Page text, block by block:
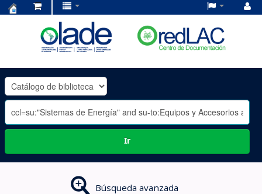
OLADE
-
Ir
Búsqueda avanzada